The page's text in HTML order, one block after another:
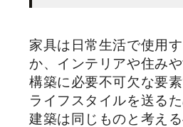
家具は日常生活で使用
か、インテリアや住み
構築に必要不可欠な要
ライフスタイルを送る
建築は同じものと考える